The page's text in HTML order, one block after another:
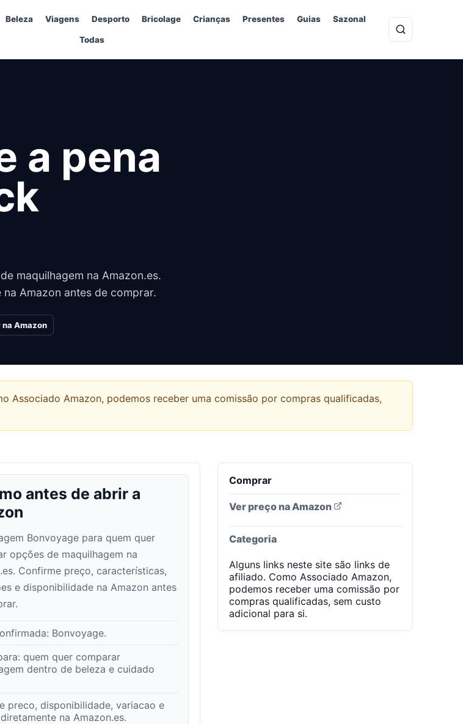
Beleza Viagens Desporto Bricolage Crianças Presentes Guias Sazonal
Todas
a pena
maquilhagem na Amazon.es.
Amazon antes de comprar.
Amazon
Associado Amazon, podemos receber uma comissão por compras qualificadas,
antes de abrir a
Bonvoyage para quem quer
opções de maquilhagem na
Confirme preço, características,
e disponibilidade na Amazon antes
Bonvoyage.
quem quer comparar
dentro de beleza e cuidado
preco, disponibilidade, variacao e
na Amazon.es.
Comprar
Ver preço na Amazon
Categoria
Alguns links neste site são links de
afiliado. Como Associado Amazon,
podemos receber uma comissão por
compras qualificadas, sem custo
adicional para si.